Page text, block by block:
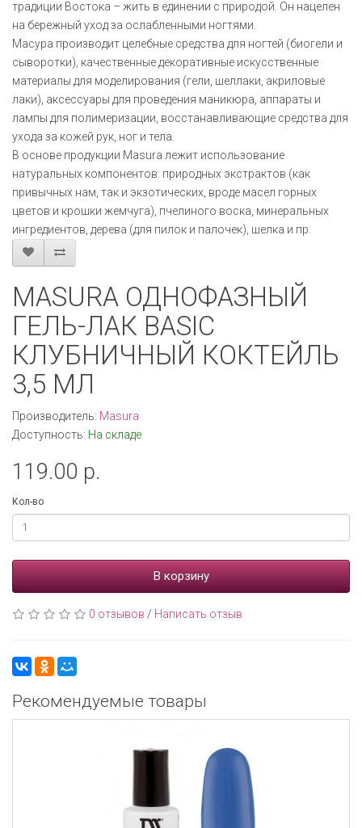
традиции Востока – жить в единении с природой. Он нацелен
на бережный уход за ослабленными ногтями.
Масура производит целебные средства для ногтей (биогели и
сыворотки), качественные декоративные искусственные
материалы для моделирования (гели, шеллаки, акриловые
лаки), аксессуары для проведения маникюра, аппараты и
лампы для полимеризации, восстанавливающие средства для
ухода за кожей рук, ног и тела.
В основе продукции Masura лежит использование
натуральных компонентов: природных экстрактов (как
привычных нам, так и экзотических, вроде масел горных
цветов и крошки жемчуга), пчелиного воска, минеральных
ингредиентов, дерева (для пилок и палочек), шелка и пр.
MASURA ОДНОФАЗНЫЙ
ГЕЛЬ-ЛАК BASIC
КЛУБНИЧНЫЙ КОКТЕЙЛЬ
3,5 МЛ
Производитель: Masura
Доступность: На складе
119.00 р.
Кол-во
В корзину
0 отзывов / Написать отзыв
Рекомендуемые товары